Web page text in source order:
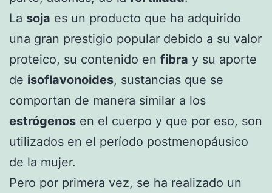
La soja es un producto que ha adquirido
una gran prestigio popular debido a su valor
proteico, su contenido en fibra y su aporte
de isoflavonoides, sustancias que se
comportan de manera similar a los
estrógenos en el cuerpo y que por eso, son
utilizados en el período postmenopáusico
de la mujer.
Pero por primera vez, se ha realizado un